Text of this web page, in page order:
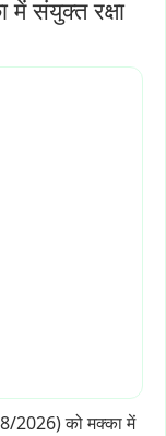
संयुक्त रक्षा
2026)कोमक्कामें